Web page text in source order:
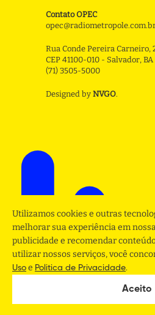
Contato OPEC
Rua Conde Pereira Carneiro,
CEP 41100-010 - Salvador, BA
(71) 3505-5000
Designed by NVGO.
Utilizamos cookies e outras
melhorar sua experiência em
publicidade e recomendar
utilizar nossos serviços, você
Uso e Politica de Privacidade.
Aceito